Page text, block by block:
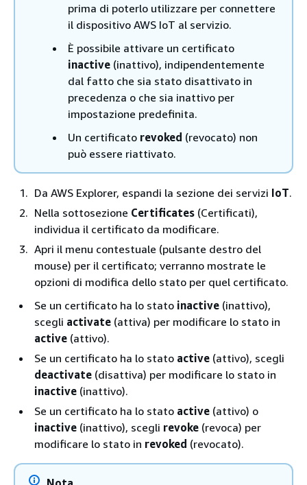
prima di poterlo utilizzare per connettere
il dispositivo AWS IoT al servizio.
È possibile attivare un certificato
inactive (inattivo), indipendentemente
dal fatto che sia stato disattivato in
precedenza o che sia inattivo per
impostazione predefinita.
Un certificato revoked (revocato) non
può essere riattivato.
Da AWS Explorer, espandi la sezione dei servizi IoT.
Nella sottosezione Certificates (Certificati),
individua il certificato da modificare.
Apri il menu contestuale (pulsante destro del
mouse) per il certificato; verranno mostrate le
opzioni di modifica dello stato per quel certificato.
Se un certificato ha lo stato inactive (inattivo),
scegli activate (attiva) per modificare lo stato in
active (attivo).
Se un certificato ha lo stato active (attivo), scegli
deactivate (disattiva) per modificare lo stato in
inactive (inattivo).
Se un certificato ha lo stato active (attivo) o
inactive (inattivo), scegli revoke (revoca) per
modificare lo stato in revoked (revocato).